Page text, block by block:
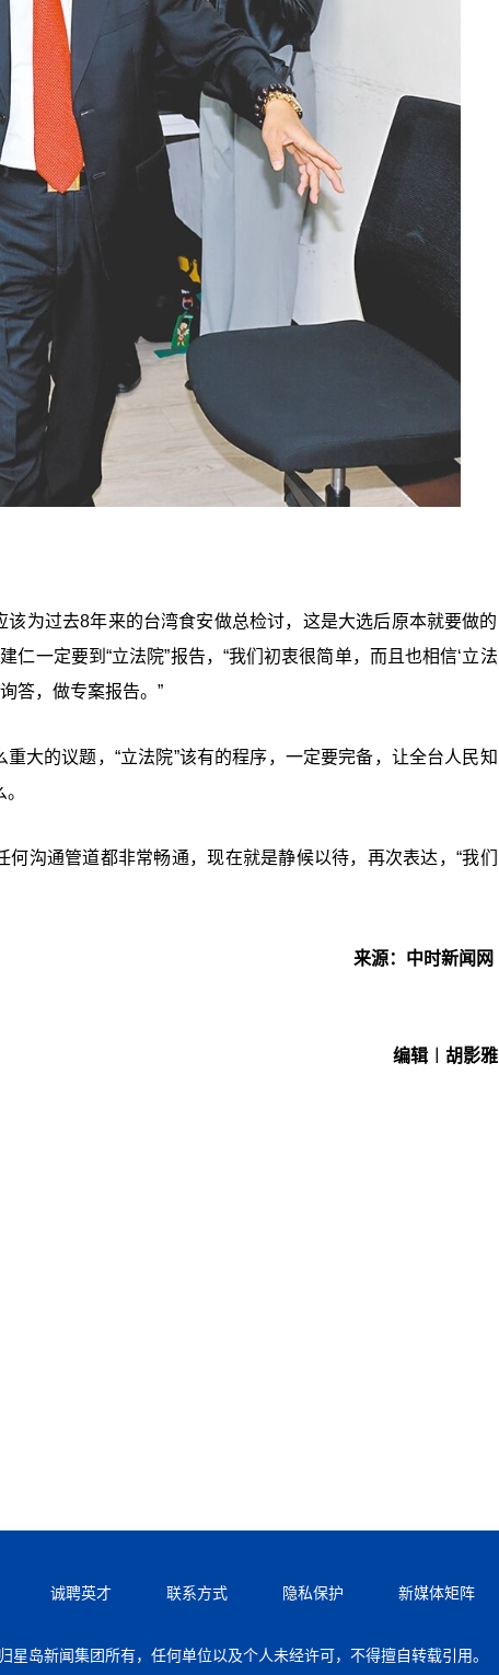
为过去8年来的台湾食安做总检讨，这是大选后原本就要做的
仁一定要到“立法院”报告， “我们初衷很简单，而且也相信‘立法
答，做专案报告。 ”
大的议题，“立法院”该有的程序，一定要完备，让全台人民知
沟通管道都非常畅通，现在就是静候以待，再次表达，“我们
来源：中时新闻网
编辑︱胡影雅
诚聘英才 联系方式 隐私保护 新媒体矩阵
星岛新闻集团所有，任何单位以及个人未经许可，不得擅自转载引用。